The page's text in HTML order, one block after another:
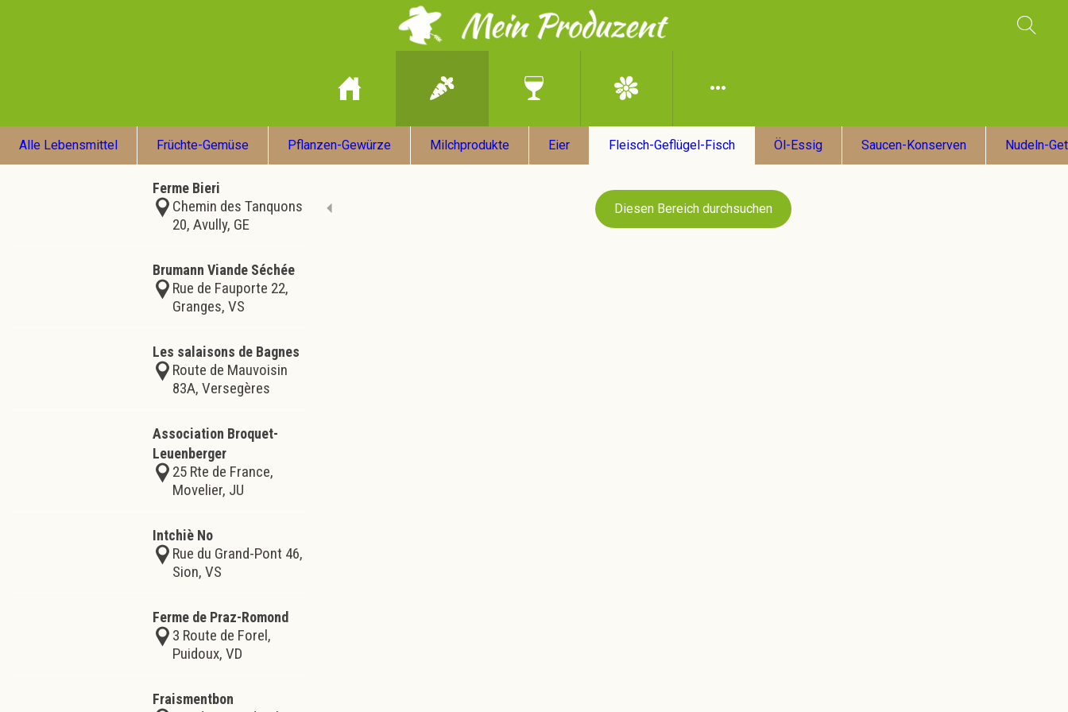
Alle Lebensmittel Früchte-Gemüse Pflanzen-Gewürze Milchprodukte Eier Fleisch-Geflügel-Fisch Öl-Essig Saucen-Konserven Nudeln-
Ferme Bieri
Chemin des Tanquons
20, Avully, GE
Brumann Viande Séchée
Rue de Fauporte 22,
Granges, VS
Les salaisons de Bagnes
Route de Mauvoisin
83A, Versegères
Association Broquet-
Leuenberger
25 Rte de France,
Movelier, JU
Intchiè No
Rue du Grand-Pont 46,
Sion, VS
Ferme de Praz-Romond
3 Route de Forel,
Puidoux, VD
Fraismentbon
Diesen Bereich durchsuchen